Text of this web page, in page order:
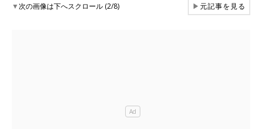
▼次の画像は下へスクロール (2/8) ▶元記事を見る